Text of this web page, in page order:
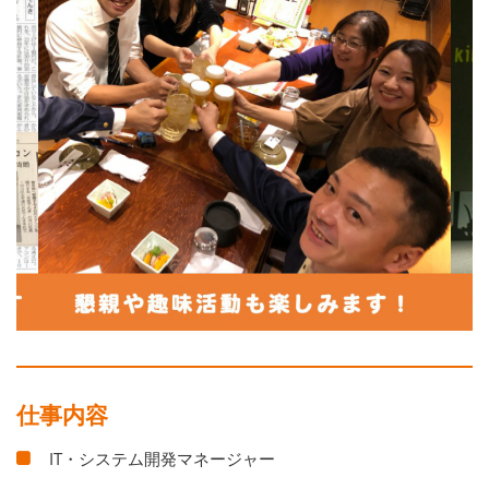
仕事内容
IT・システム開発マネージャー